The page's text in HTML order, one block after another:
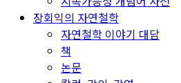
장회익의 자연철학
자연철학 이야기 대담
책
논문